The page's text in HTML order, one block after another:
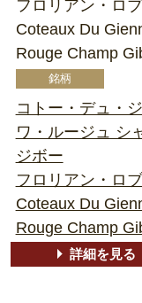
フロリアン・ロ
Coteaux Du
Rouge Champ
コトー・デュ・
ワ・ルージュ シ
ジボー
フロリアン・ロ
Coteaux Du
Rouge Champ
詳細を見る